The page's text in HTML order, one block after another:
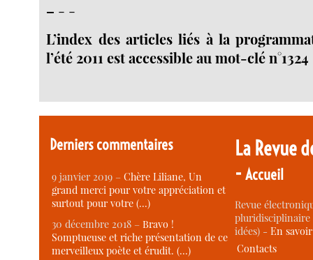
– - -
L’index des articles liés à la
l’été 2011 est accessible au mot-clé
Derniers commentaires
9 janvier 2019 –Chère Liliane, Un
grand merci pour votre appréciation et
surtout pour votre (…)
30 décembre 2018 –Bravo !
Somptueuse et riche présentation de ce
merveilleux poète et érudit. (…)
La Revue
-Accueil
Revue
idées) -En
Contacts